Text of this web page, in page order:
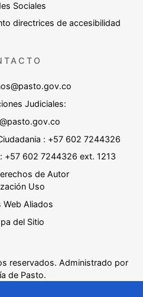
Sociales
directrices de accesibilidad
Judiciales:
: +57 602 7244326
+57 602 7244326 ext. 1213
de Autor
Uso
Web Aliados
del Sitio
reservados. Administrado por
de Pasto.